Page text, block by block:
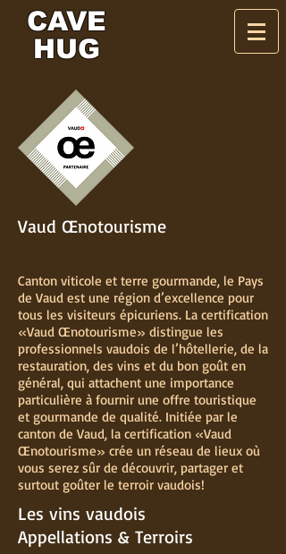
CAVE
HUG
Vaud Œnotourisme
Canton viticole et terre gourmande, le Pays
de Vaud est une région d’excellence pour
tous les visiteurs épicuriens. La certification
« Vaud Œnotourisme » distingue les
professionnels vaudois de l’hôtellerie, de la
restauration, des vins et du bon goût en
général, qui attachent une importance
particulière à fournir une offre touristique
et gourmande de qualité. Initiée par le
canton de Vaud, la certification « Vaud
Œnotourisme » crée un réseau de lieux où
vous serez sûr de découvrir, partager et
surtout goûter le terroir vaudois !
Les vins vaudois
Appellations & Terroirs